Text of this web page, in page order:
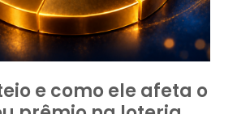
e como ele afeta o